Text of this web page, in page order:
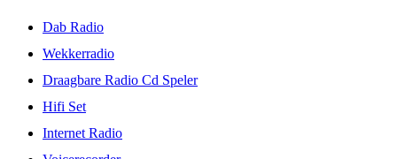
Dab Radio
Wekkerradio
Draagbare Radio Cd Speler
Hifi Set
Internet Radio